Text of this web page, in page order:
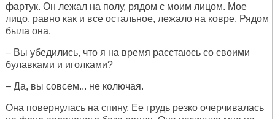
фартук. Он лежал на полу, рядом с моим лицом. Мое
лицо, равно как и все остальное, лежало на ковре. Рядом
была она.
– Вы убедились, что я на время расстаюсь со своими
булавками и иголками?
– Да, вы совсем... не колючая.
Она повернулась на спину. Ее грудь резко очерчивалась